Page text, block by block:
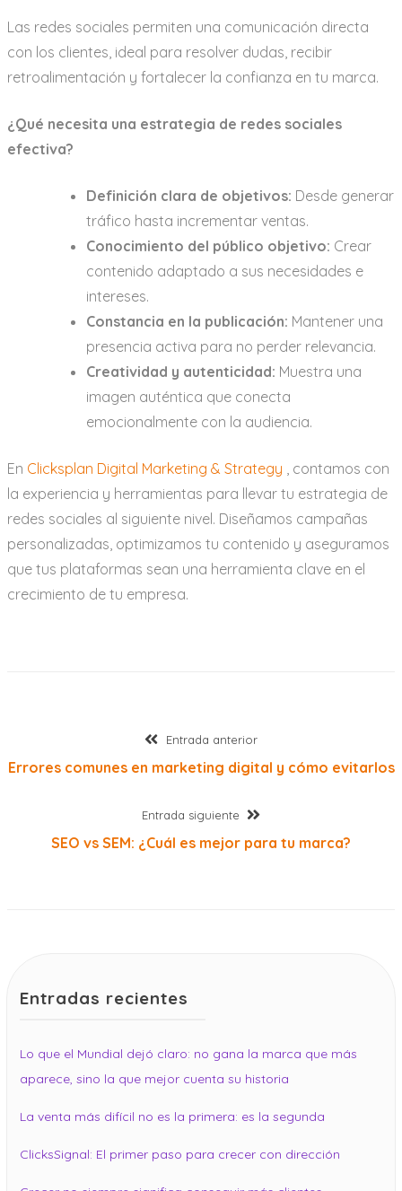
Las redes sociales permiten una comunicación directa
con los clientes, ideal para resolver dudas, recibir
retroalimentación y fortalecer la confianza en tu marca.
¿Qué necesita una estrategia de redes sociales
efectiva?
Definición clara de objetivos: Desde generar
tráfico hasta incrementar ventas.
Conocimiento del público objetivo: Crear
contenido adaptado a sus necesidades e
intereses.
Constancia en la publicación: Mantener una
presencia activa para no perder relevancia.
Creatividad y autenticidad: Muestra una
imagen auténtica que conecta
emocionalmente con la audiencia.
En Clicksplan Digital Marketing & Strategy , contamos con
la experiencia y herramientas para llevar tu estrategia de
redes sociales al siguiente nivel. Diseñamos campañas
personalizadas, optimizamos tu contenido y aseguramos
que tus plataformas sean una herramienta clave en el
crecimiento de tu empresa.
de
Entrada anteriorEntrada
anterior:
Errores comunes en marketing digital y cómo evitarlos
Entrada siguiente
Entrada
siguiente:
SEO vs SEM: ¿Cuál es mejor para tu marca?
Entradas recientes
Lo que el Mundial dejó claro: no gana la marca que más
aparece, sino la que mejor cuenta su historia
La venta más difícil no es la primera: es la segunda
ClicksSignal: El primer paso para crecer con dirección